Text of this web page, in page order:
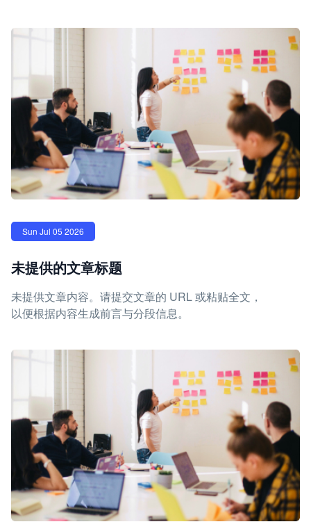
Sun Jul 05 2026
未提供的文章标题
未提供文章内容。请提交文章的 URL 或粘贴全文，
以便根据内容生成前言与分段信息。